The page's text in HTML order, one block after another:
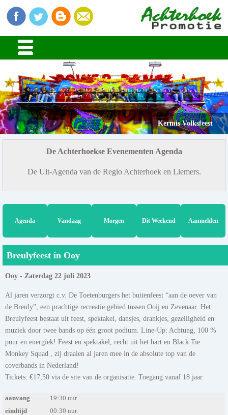
Kermis Volksfeest
De Achterhoekse Evenementen Agenda
De Uit-Agenda van de Regio Achterhoek en Liemers.
Agenda Vandaag Morgen Dit Weekend Aanmelden
Breulyfeest in Ooy
Ooy - Zaterdag 22 juli 2023
Al jaren verzorgt c.v. De Toetenburgers het buitenfeest “aan de oever van
de Breuly”, een prachtige recreatie gebied tussen Ooij en Zevenaar. Het
Breulyfeest bestaat uit feest, spektakel, dansjes, drankjes, gezelligheid en
muziek door twee bands op één groot podium. Line-Up: Achtung, 100 %
puur en energiek! Feest en spektakel, recht uit het hart en Black Tie
Monkey Squad , zij draaien al jaren mee in de absolute top van de
coverbands in Nederland!
Tickets: €17,50 via de site van de organisatie. Toegang vanaf 18 jaar
aanvang
19:30 uur.
eindtijd
00:30 uur.